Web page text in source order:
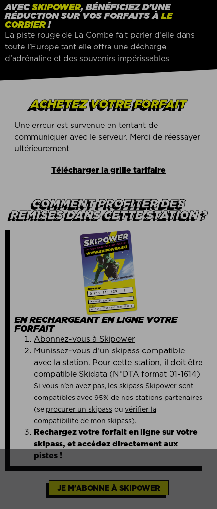
AVECSKIPOWER, BÉNÉFICIEZ D’UNE
RÉDUCTION SUR VOS FORFAITS ÀLE
CORBIER!
La piste rouge de La Combe fait parler d’elle dans
toute l’Europe tant elle offre une décharge
d’adrénaline et des souvenirs impérissables.
ACHETEZ VOTRE FORFAIT
Une erreur est survenue en tentant de
communiquer avec le serveur. Merci de réessayer
ultérieurement
Télécharger la grille tarifaire
COMMENT PROFITER DES
REMISES DANS CETTE STATION ?
EN RECHARGEANT EN LIGNE VOTRE
FORFAIT
Abonnez-vous à Skipower
Munissez-vous d’un skipass compatible
avec la station. Pour cette station, il doit être
compatible Skidata (N°DTA format 01-1614).
Si vous n’en avez pas, les skipass Skipower sont
compatibles avec 95% de nos stations partenaires
(se procurer un skipass ou vérifier la
compatibilité de mon skipass).
Rechargez votre forfait en ligne sur votre
skipass, et accédez directement aux
pistes !
JE M'ABONNE À SKIPOWER